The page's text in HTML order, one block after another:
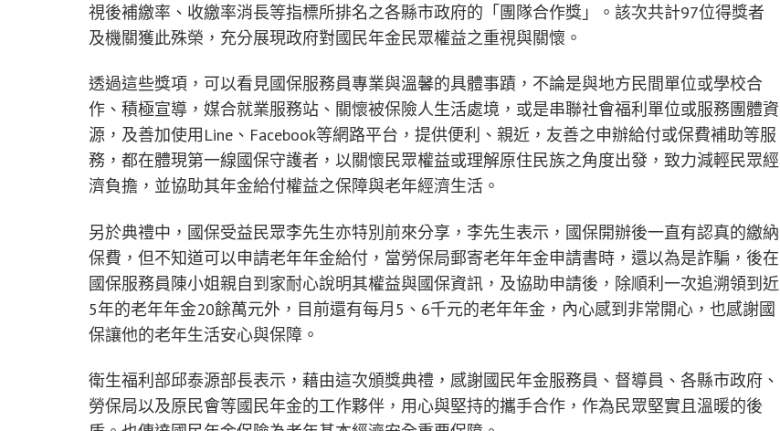
視後補繳率、收繳率消長等指標所排名之各縣市政府的「團隊合作獎」。該次共計97位得獎者
及機關獲此殊榮，充分展現政府對國民年金民眾權益之重視與關懷。
透過這些獎項，可以看見國保服務員專業與溫馨的具體事蹟，不論是與地方民間單位或學校合
作、積極宣導，媒合就業服務站、關懷被保險人生活處境，或是串聯社會福利單位或服務團體資
源，及善加使用Line、Facebook等網路平台，提供便利、親近，友善之申辦給付或保費補助等服
務，都在體現第一線國保守護者，以關懷民眾權益或理解原住民族之角度出發，致力減輕民眾經
濟負擔，並協助其年金給付權益之保障與老年經濟生活。
另於典禮中，國保受益民眾李先生亦特別前來分享，李先生表示，國保開辦後一直有認真的繳納
保費，但不知道可以申請老年年金給付，當勞保局郵寄老年年金申請書時，還以為是詐騙，後在
國保服務員陳小姐親自到家耐心說明其權益與國保資訊，及協助申請後，除順利一次追溯領到近
5年的老年年金20餘萬元外，目前還有每月5、6千元的老年年金，內心感到非常開心，也感謝國
保讓他的老年生活安心與保障。
衛生福利部邱泰源部長表示，藉由這次頒獎典禮，感謝國民年金服務員、督導員、各縣市政府、
勞保局以及原民會等國民年金的工作夥伴，用心與堅持的攜手合作，作為民眾堅實且溫暖的後